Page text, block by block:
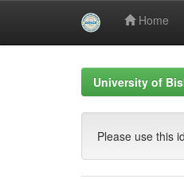
Home
University of
Please use this